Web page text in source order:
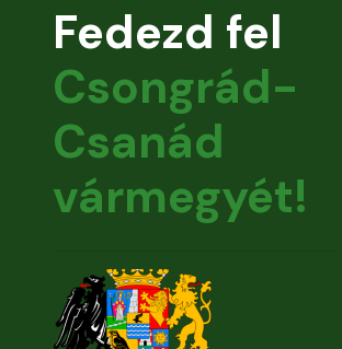
Fedezd fel
Csongrád-
Csanád
vármegyét!